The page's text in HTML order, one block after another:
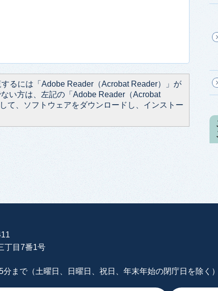
るには「Adobe Reader（Acrobat Reader）」が
い方は、左記の「Adobe Reader（Acrobat
て、ソフトウェアをダウンロードし、インストー
丁目7番1号
まで（土曜日、日曜日、祝日、年末年始の閉庁日を除く）